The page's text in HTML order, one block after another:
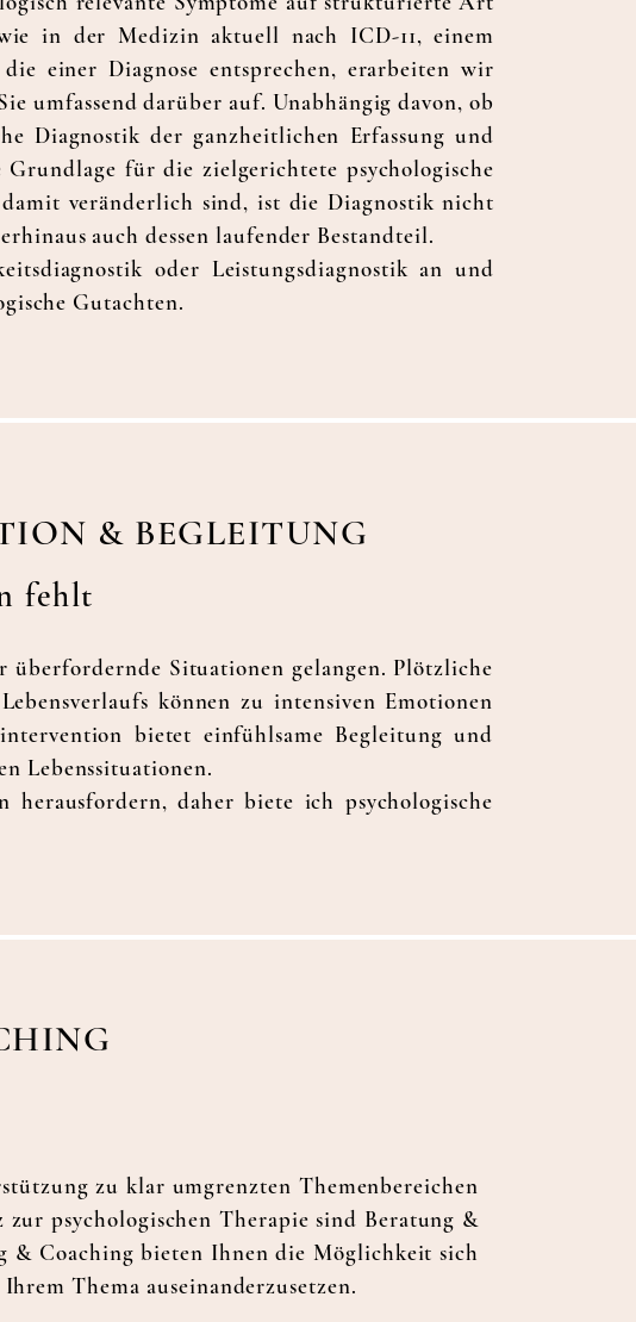
in der Medizin aktuell nach ICD-11, einem
einer Diagnose entsprechen, erarbeiten wir
umfassend darüber auf. Unabhängig davon, ob
Diagnostik der ganzheitlichen Erfassung und
für die zielgerichtete psychologische
veränderlich sind, ist die Diagnostik nicht
auch dessen laufender Bestandteil.
oder Leistungsdiagnostik an und
Gutachten.
& BEGLEITUNG
fehlt
überfordernde Situationen gelangen. Plötzliche
können zu intensiven Emotionen
bietet einfühlsame Begleitung und
Lebenssituationen.
herausfordern, daher biete ich psychologische
zu klar umgrenzten Themenbereichen
zur psychologischen Therapie sind Beratung &
& Coaching bieten Ihnen die Möglichkeit sich
Thema auseinanderzusetzen.